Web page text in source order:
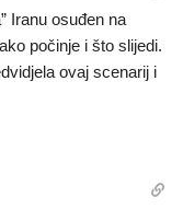
Iranu osuđen na
počinje i što slijedi.
ovaj scenarij i